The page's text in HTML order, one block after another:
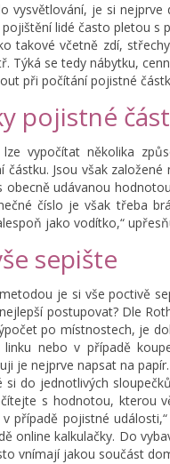
vysvětlování, je si
lidé často pletou s
takové včetně zdí,
Týká se tedy nábytku,
při počítání pojistné
pojistné
vypočítat několika
částku. Jsou však
obecně udávanou
číslo je však třeba
jako vodítko,“
sepište
je si vše poctivě
postupovat? Dle
po místnostech, je
linku nebo v případě
je nejprve napsat na
si do jednotlivých
s hodnotou, kterou
případě pojistné
online kalkulačky. Do
vnímají jakou součást